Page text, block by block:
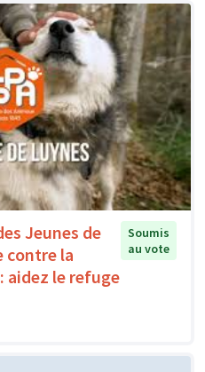
Jeunes de
contre la
aidez le refuge
Soumis
au vote